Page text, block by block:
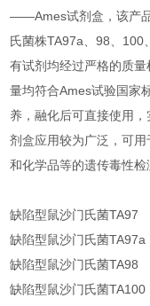
——Ames试剂盒，该产
氏菌株TA97a、98、100
有试剂均经过严格的质
量均符合Ames试验国家
养，融化后可直接使用
剂盒应用较为广泛，可
和化学品等的遗传毒性检
缺陷型鼠沙门氏菌TA97
缺陷型鼠沙门氏菌TA97a
缺陷型鼠沙门氏菌TA98
缺陷型鼠沙门氏菌TA100